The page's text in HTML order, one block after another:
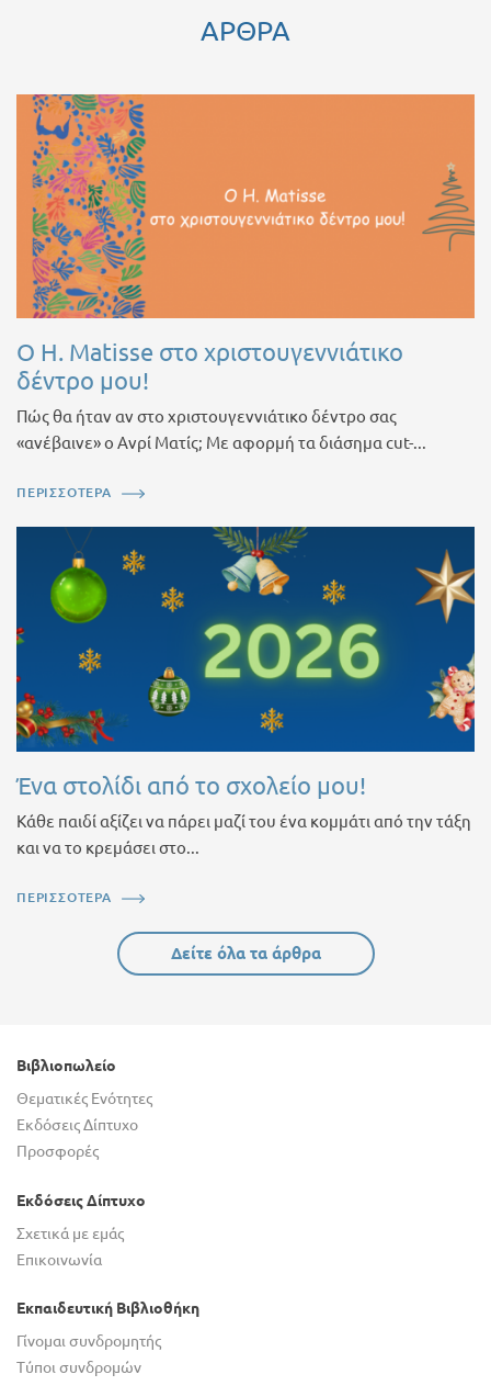
ΑΡΘΡΑ
Ο H. Matisse στο χριστουγεννιάτικο
δέντρο μου!
Πώς θα ήταν αν στο χριστουγεννιάτικο δέντρο σας
«ανέβαινε» ο Ανρί Ματίς; Με αφορμή τα διάσημα cut-...
ΠΕΡΙΣΣΟΤΕΡΑ
Ένα στολίδι από το σχολείο μου!
Κάθε παιδί αξίζει να πάρει μαζί του ένα κομμάτι από την τάξη
και να το κρεμάσει στο...
ΠΕΡΙΣΣΟΤΕΡΑ
Δείτε όλα τα άρθρα
Βιβλιοπωλείο
Θεματικές Ενότητες
Εκδόσεις Δίπτυχο
Προσφορές
Εκδόσεις Δίπτυχο
Σχετικά με εμάς
Επικοινωνία
Εκπαιδευτική Βιβλιοθήκη
Γίνομαι συνδρομητής
Τύποι συνδρομών